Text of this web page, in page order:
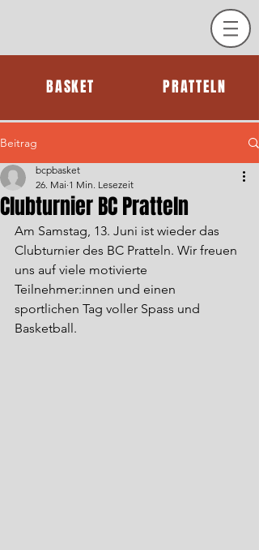
PRATTELN
BASKET
Beitrag
Clubturnier BC Pratteln
bcpbasket
26. Mai 1 Min. Lesezeit
Am Samstag, 13. Juni ist wieder das
Clubturnier des BC Pratteln. Wir freuen
uns auf viele motivierte
Teilnehmer:innen und einen
sportlichen Tag voller Spass und
Basketball.